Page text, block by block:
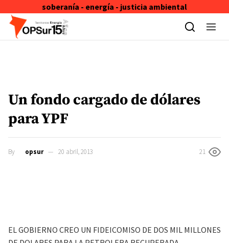
soberanía - energía - justicia ambiental
Skip to content
Un fondo cargado de dólares
para YPF
By opsur 20 abril, 2013 21
EL GOBIERNO CREO UN FIDEICOMISO DE DOS MIL MILLONES